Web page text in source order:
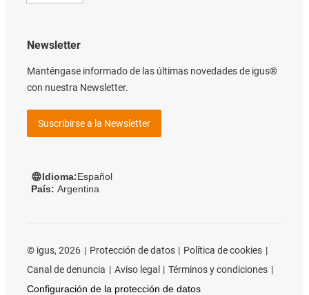
Newsletter
Manténgase informado de las últimas novedades de igus®
con nuestra Newsletter.
Suscribirse a la Newsletter
Idioma:Español
País: Argentina
© igus, 2026 Protección de datos
Política de cookies
Canal de denuncia
Aviso legal
Términos y condiciones
Configuración de la protección de datos